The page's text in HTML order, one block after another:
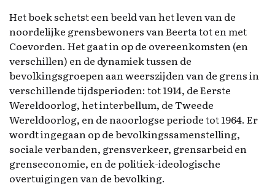
Het boek schetst een beeld van het leven van de
noordelijke grensbewoners van Beerta tot en met
Coevorden. Het gaat in op de overeenkomsten (en
verschillen) en de dynamiek tussen de
bevolkingsgroepen aan weerszijden van de grens in
verschillende tijdsperioden: tot 1914, de Eerste
Wereldoorlog, het interbellum, de Tweede
Wereldoorlog, en de naoorlogse periode tot 1964. Er
wordt ingegaan op de bevolkingssamenstelling,
sociale verbanden, grensverkeer, grensarbeid en
grenseconomie, en de politiek-ideologische
overtuigingen van de bevolking.